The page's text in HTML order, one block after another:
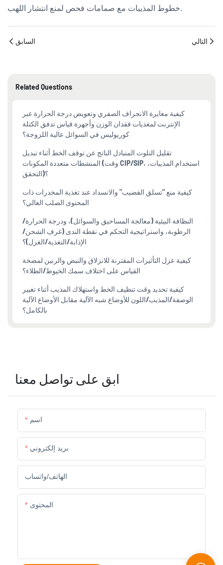
خطوط المذيبات مع صمامات فحص لمنع انتشار اللهب.
السابق التالي
Related Questions
كيفية معايرة الانجراف الصفري وتعويض درجة الحرارة عبر
الإنترنت لمغذيات فقدان الوزن وأجهزة قياس تدفق الكتلة
كوريوليس في السوائل عالية اللزوجة؟
تقليل التلوث المتبادل الناتج عن توقف الخط أثناء تبديل
المنشطات متعددة المكونات (وقت CIP/SIP، استخدام المذيبات،
التحقق)؟
كيفية منع "تسلق القضيب" والانسداد عند تغذية المخدرات ذات
المحتوى الصلب العالي؟
النظافة البيئية (معالجة المساحيق والسوائل)، ودرجة الحرارة/
الرطوبة، واستراتيجية التحكم في نقطة الندى (غرف الشحن/
الإذابة/التغذية/الغزل)؟
كيفية عزل التأثيرات المقترنة للانزلاق والنبض والرنين لمضخة
القياس على اختلاف سمك الخيوط/الطلاء؟
كيفية تحديد وقت تنظيف الخط واستهلاك المذيب أثناء تغيير
الوصفة/المذيب/اللون للأوضاع شبه الآلية مقابل الأوضاع الآلية
بالكامل؟
ابق على تواصل معنا
اسم
بريد إلكتروني
الهاتف/واتساب
المحتوى